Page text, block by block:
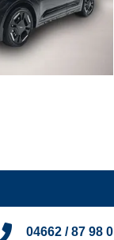
04662 / 87 98 0